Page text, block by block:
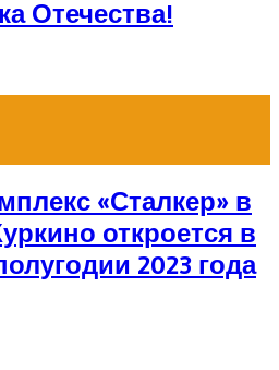
Отечества!
«Сталкер» в
откроется в
2023 года